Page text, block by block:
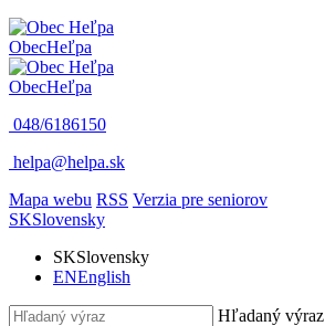
ObecHeľpa
ObecHeľpa
048/6186150
helpa@helpa.sk
Mapa webu RSS Verzia pre seniorov
SKSlovensky
SKSlovensky
ENEnglish
Hľadaný výraz